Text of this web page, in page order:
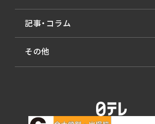
記事・コラム
その他